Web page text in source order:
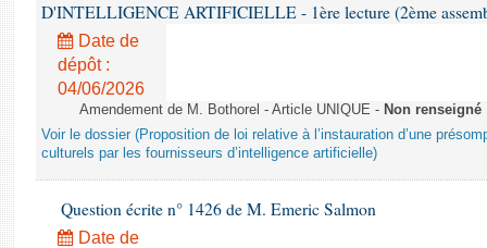
D'INTELLIGENCE ARTIFICIELLE - 1ère lecture (2ème
Date de
dépôt :
04/06/2026
Amendement de M. Bothorel - Article UNIQUE - Non renseigné
Voir le dossier (Proposition de loi relative à l’instauration d’une
culturels par les fournisseurs d’intelligence artificielle)
Question écrite n° 1426 de M. Emeric Salmon
Date de